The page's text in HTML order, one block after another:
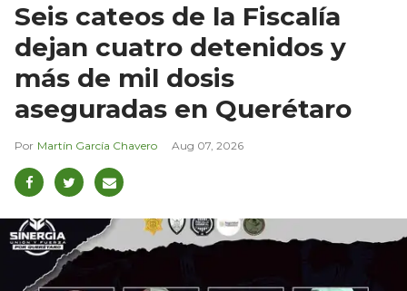
Seis cateos de la Fiscalía
dejan cuatro detenidos y
más de mil dosis
aseguradas en Querétaro
Martín García Chavero Aug 07, 2026